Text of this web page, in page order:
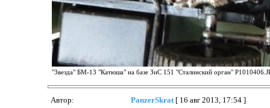
"Звезда" БМ-13 "Катюша" на базе ЗиС 151 "Сталинский орган"
Автор: PanzerSkrat[ 16 авг 2013, 17:54 ]